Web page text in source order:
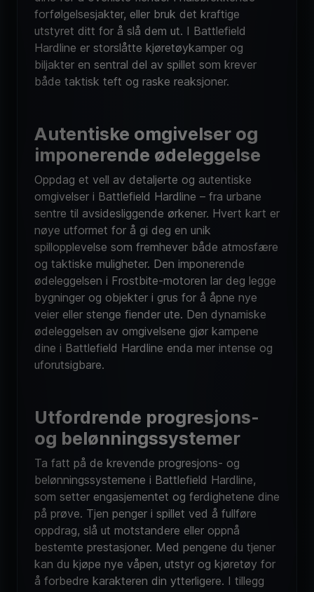
utstyret ditt for å slå dem ut. I Battlefield
Hardline er storslåtte kjøretøykamper og
biljakter en sentral del av spillet som krever
både taktisk teft og raske reaksjoner.
imponerende ødeleggelse
Oppdag et vell av detaljerte og autentiske
omgivelser i Battlefield Hardline – fra urbane
sentre til avsidesliggende ørkener. Hvert kart er
nøye utformet for å gi deg en unik
spillopplevelse som fremhever både atmosfære
og taktiske muligheter. Den imponerende
ødeleggelsen i Frostbite-motoren lar deg legge
bygninger og objekter i grus for å åpne nye
veier eller stenge fiender ute. Den dynamiske
ødeleggelsen av omgivelsene gjør kampene
dine i Battlefield Hardline enda mer intense og
uforutsigbare.
og belønningssystemer
Ta fatt på de krevende progresjons- og
belønningssystemene i Battlefield Hardline,
som setter engasjementet og ferdighetene dine
på prøve. Tjen penger i spillet ved å fullføre
oppdrag, slå ut motstandere eller oppnå
bestemte prestasjoner. Med pengene du tjener
kan du kjøpe nye våpen, utstyr og kjøretøy for
å forbedre karakteren din ytterligere. I tillegg
kan du ved å fullføre spesielle utfordringer og